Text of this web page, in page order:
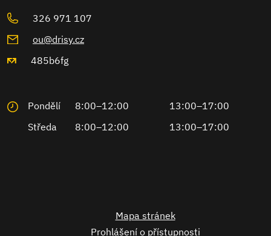
326 971 107
ou@drisy.cz
485b6fg
Pondělí 8:00–12:00
13:00–17:00
Středa
8:00–12:00 13:00–17:00
Mapa stránek
Prohlášení o přístupnosti